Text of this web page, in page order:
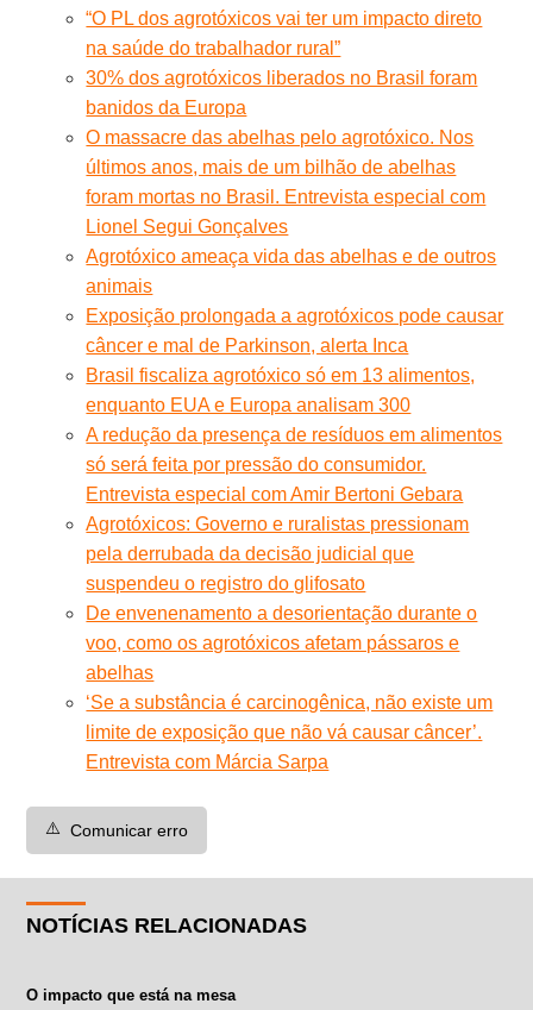
“O PL dos agrotóxicos vai ter um impacto direto
na saúde do trabalhador rural”
30% dos agrotóxicos liberados no Brasil foram
banidos da Europa
O massacre das abelhas pelo agrotóxico. Nos
últimos anos, mais de um bilhão de abelhas
foram mortas no Brasil. Entrevista especial com
Lionel Segui Gonçalves
Agrotóxico ameaça vida das abelhas e de outros
animais
Exposição prolongada a agrotóxicos pode causar
câncer e mal de Parkinson, alerta Inca
Brasil fiscaliza agrotóxico só em 13 alimentos,
enquanto EUA e Europa analisam 300
A redução da presença de resíduos em alimentos
só será feita por pressão do consumidor.
Entrevista especial com Amir Bertoni Gebara
Agrotóxicos: Governo e ruralistas pressionam
pela derrubada da decisão judicial que
suspendeu o registro do glifosato
De envenenamento a desorientação durante o
voo, como os agrotóxicos afetam pássaros e
abelhas
‘Se a substância é carcinogênica, não existe um
limite de exposição que não vá causar câncer’.
Entrevista com Márcia Sarpa
⚠️ Comunicar erro
NOTÍCIAS RELACIONADAS
O impacto que está na mesa